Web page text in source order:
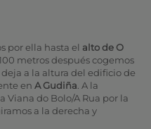
por ella hasta el alto de O
metros después cogemos
a la altura del edificio de
en A Gudiña . A la
Viana do Bolo/A Rua por la
a la derecha y